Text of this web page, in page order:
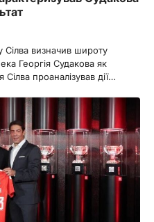
визначив широту
Георгія Судакова як
проаналізував дії…